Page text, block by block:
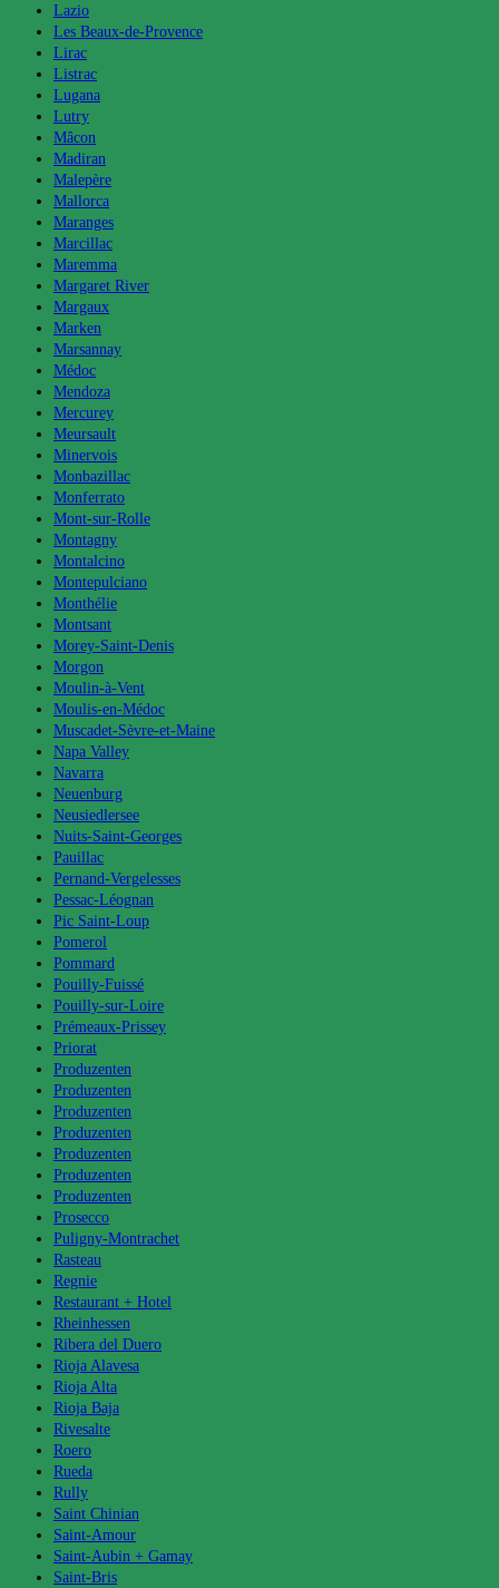
Lazio
Les Beaux-de-Provence
Lirac
Listrac
Lugana
Lutry
Mâcon
Madiran
Malepère
Mallorca
Maranges
Marcillac
Maremma
Margaret River
Margaux
Marken
Marsannay
Médoc
Mendoza
Mercurey
Meursault
Minervois
Monbazillac
Monferrato
Mont-sur-Rolle
Montagny
Montalcino
Montepulciano
Monthélie
Montsant
Morey-Saint-Denis
Morgon
Moulin-à-Vent
Moulis-en-Médoc
Muscadet-Sèvre-et-Maine
Napa Valley
Navarra
Neuenburg
Neusiedlersee
Nuits-Saint-Georges
Pauillac
Pernand-Vergelesses
Pessac-Léognan
Pic Saint-Loup
Pomerol
Pommard
Pouilly-Fuissé
Pouilly-sur-Loire
Prémeaux-Prissey
Priorat
Produzenten
Produzenten
Produzenten
Produzenten
Produzenten
Produzenten
Produzenten
Prosecco
Puligny-Montrachet
Rasteau
Regnie
Restaurant + Hotel
Rheinhessen
Ribera del Duero
Rioja Alavesa
Rioja Alta
Rioja Baja
Rivesalte
Roero
Rueda
Rully
Saint Chinian
Saint-Amour
Saint-Aubin + Gamay
Saint-Bris